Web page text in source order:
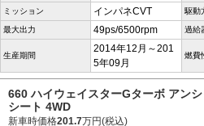
ミッション インパネCVT 駆動
最大出力 49ps/6500rpm 過給
生産期間
2014年12月～201
5年09月
燃費
660 ハイウェイスターGターボ アン
シート 4WD
新車時価格201.7万円(税込)